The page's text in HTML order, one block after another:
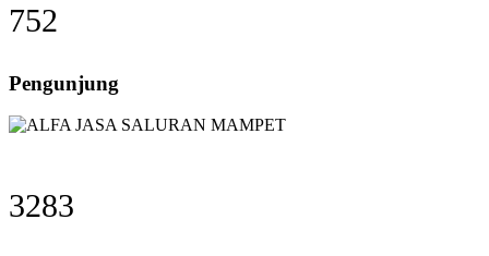
752
Pengunjung
3283